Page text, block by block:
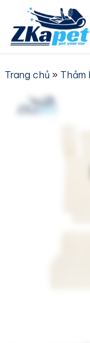
Skip to content
Trang chủ » Thảm